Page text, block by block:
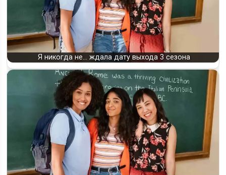
Я никогда не... ждала дату выхода 3 сезона